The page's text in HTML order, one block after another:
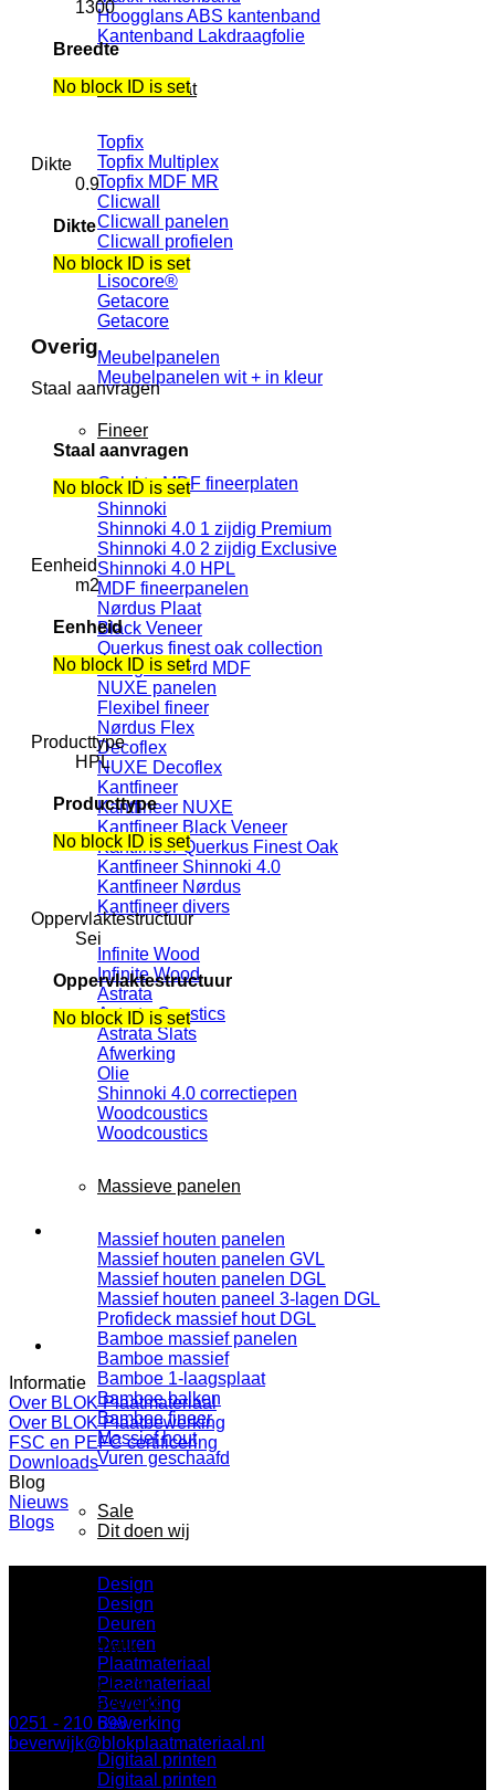
Hoogglans ABS kantenband
Kantenband Lakdraagfolie
Halffabrikaat
Topfix
Topfix Multiplex
Topfix MDF MR
Clicwall
Clicwall panelen
Clicwall profielen
Lisoscore
Lisocore®
Getacore
Getacore
Meubelpanelen
Meubelpanelen wit + in kleur
Fineer
Gelakte MDF fineerplaten
Shinnoki
Shinnoki 4.0 1 zijdig Premium
Shinnoki 4.0 2 zijdig Exclusive
Shinnoki 4.0 HPL
MDF fineerpanelen
Nørdus Plaat
Black Veneer
Querkus finest oak collection
Edelgefineerd MDF
NUXE panelen
Flexibel fineer
Nørdus Flex
Decoflex
NUXE Decoflex
Kantfineer
Kantfineer NUXE
Kantfineer Black Veneer
Kantfineer Querkus Finest Oak
Kantfineer Shinnoki 4.0
Kantfineer Nørdus
Kantfineer divers
Infinite Wood
Infinite Wood
Astrata
Astrata Coustics
Astrata Slats
Afwerking
Olie
Shinnoki 4.0 correctiepen
Woodcoustics
Woodcoustics
Massieve panelen
Massief houten panelen
Massief houten panelen GVL
Massief houten panelen DGL
Massief houten paneel 3-lagen DGL
Profideck massief hout DGL
Bamboe massief panelen
Bamboe massief
Bamboe 1-laagsplaat
Bamboe balken
Bamboe fineer
Massief hout
Vuren geschaafd
Sale
Dit doen wij
Design
Design
Deuren
Deuren
Plaatmateriaal
Plaatmateriaal
Bewerking
Bewerking
Digitaal printen
Digitaal printen
1300
Breedte
No block ID is set
Dikte
0.9
Dikte
No block ID is set
Overig
Staal aanvragen
Staal aanvragen
No block ID is set
Eenheid
m2
Eenheid
No block ID is set
Producttype
HPL
Producttype
No block ID is set
Oppervlaktestructuur
Sei
Oppervlaktestructuur
No block ID is set
Informatie
Over BLOK Plaatmateriaal
Over BLOK Plaatbewerking
FSC en PEFC certificering
Downloads
Blog
Nieuws
Blogs
BLOK Beverwijk
Parallelweg 122a
1948 NN Beverwijk
0251 - 210 698
beverwijk@blokplaatmateriaal.nl